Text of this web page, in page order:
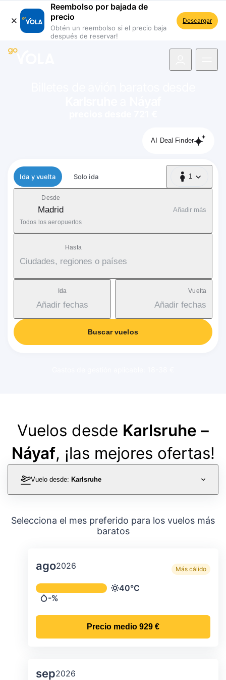
Reembolso por bajada de
precio
Obtén un reembolso si el precio baja
después de reservar!
Descargar
AI Deal Finder
Tipo de vuelo
Ida y vuelta Solo ida 1
1 Pasajero
Desde
Madrid
Todos los aeropuertos
Añadir más
Hasta
Ciudades, regiones o países
Ida
Añadir fechas
Vuelta
Añadir fechas
Buscar vuelos
Vuelos desde Karlsruhe –
Náyaf, ¡las mejores ofertas!
Vuelo desde: Karlsruhe
Selecciona el mes preferido para los vuelos más
baratos
ago2026 Más cálido
Temperatura y precipitación media
Temperatura
40°C
Precipitación
-%
Precio medio 929 €
sep2026